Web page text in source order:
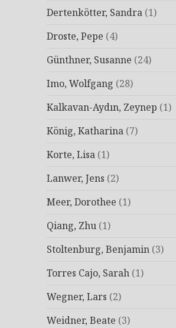
Dertenkötter, Sandra (1)
Droste, Pepe (4)
Günthner, Susanne (24)
Imo, Wolfgang (28)
Kalkavan-Aydın, Zeynep (1)
König, Katharina (7)
Korte, Lisa (1)
Lanwer, Jens (2)
Meer, Dorothee (1)
Qiang, Zhu (1)
Stoltenburg, Benjamin (3)
Torres Cajo, Sarah (1)
Wegner, Lars (2)
Weidner, Beate (3)